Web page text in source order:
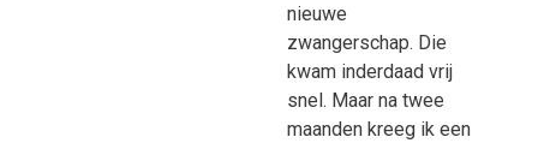
nieuwe
zwangerschap. Die
kwam inderdaad vrij
snel. Maar na twee
maanden kreeg ik een